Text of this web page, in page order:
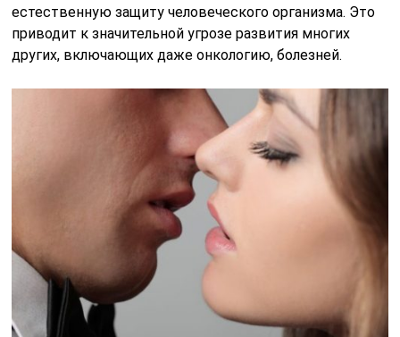
естественную защиту человеческого организма. Это
приводит к значительной угрозе развития многих
других, включающих даже онкологию, болезней.